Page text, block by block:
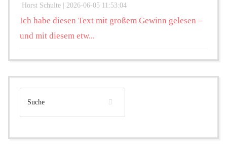
Horst Schulte | 2026-06-05 11:53:04
Ich habe diesen Text mit großem Gewinn gelesen –
und mit diesem etw...